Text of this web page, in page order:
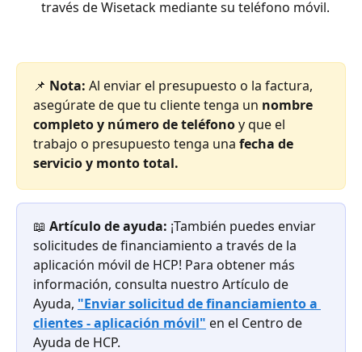
través de Wisetack mediante su teléfono móvil.
📌 Nota: Al enviar el presupuesto o la factura,
asegúrate de que tu cliente tenga un nombre
completo y número de teléfono y que el
trabajo o presupuesto tenga una fecha de
servicio y monto total.
📖 Artículo de ayuda: ¡También puedes enviar
solicitudes de financiamiento a través de la
aplicación móvil de HCP! Para obtener más
información, consulta nuestro Artículo de
Ayuda, "Enviar solicitud de financiamiento a
clientes - aplicación móvil" en el Centro de
Ayuda de HCP.